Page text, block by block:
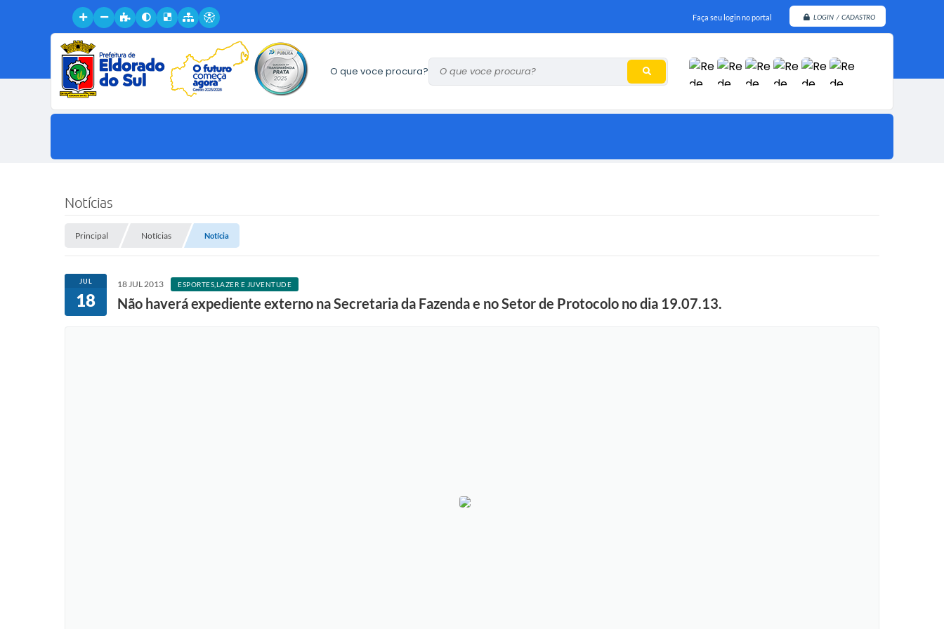
Faça seu login no portal LOGIN / CADASTRO
O que voce procura?
Notícias
Principal Notícias Notícia
JUL
18
18 JUL 2013 ESPORTES,LAZER E JUVENTUDE
Não haverá expediente externo na Secretaria da Fazenda e no Setor de Protocolo no dia 19.07.13.